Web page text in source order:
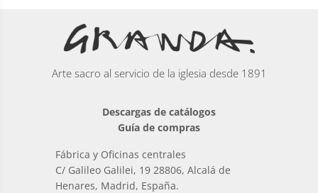
Arte sacro al servicio de la iglesia desde 1891
Descargas de catálogos
Guía de compras
Fábrica y Oficinas centrales
C/ Galileo Galilei, 19 28806, Alcalá de
Henares, Madrid, España.